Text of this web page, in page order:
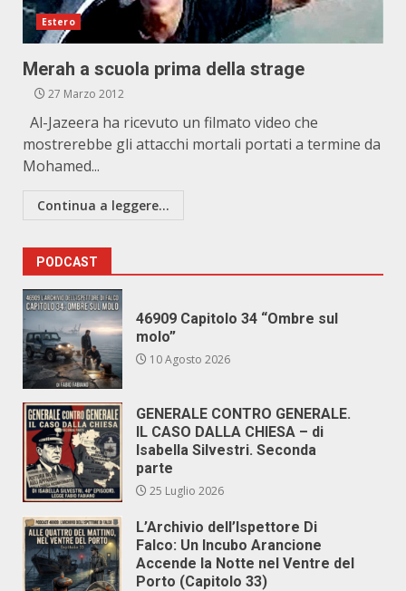
Estero
Merah a scuola prima della strage
27 Marzo 2012
Al-Jazeera ha ricevuto un filmato video che
mostrerebbe gli attacchi mortali portati a termine da
Mohamed...
Continua a leggere...
PODCAST
46909 Capitolo 34 “Ombre sul
molo”
10 Agosto 2026
GENERALE CONTRO GENERALE.
IL CASO DALLA CHIESA – di
Isabella Silvestri. Seconda
parte
25 Luglio 2026
L’Archivio dell’Ispettore Di
Falco: Un Incubo Arancione
Accende la Notte nel Ventre del
Porto (Capitolo 33)